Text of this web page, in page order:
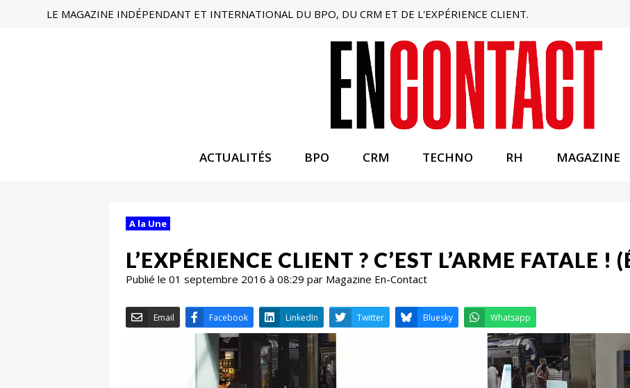
LE MAGAZINE INDÉPENDANT ET INTERNATIONAL DU BPO, DU CRM ET DE L'EXPÉRIENCE CLIENT.
ACTUALITÉS BPO CRM TECHNO RH MAGAZINE
A la Une
L’EXPÉRIENCE CLIENT ? C’EST L’ARME FATALE !
Publié le 01 septembre 2016 à 08:29 par Magazine En-Contact